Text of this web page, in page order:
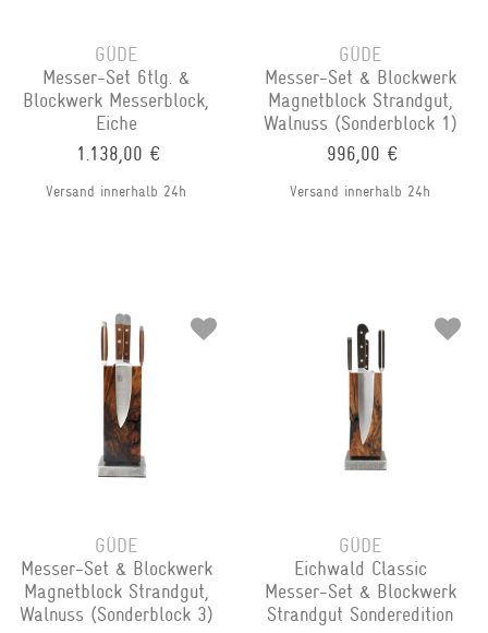
GÜDE
Messer-Set 6tlg. &
Blockwerk Messerblock,
Eiche
1.138,00 €
Versand innerhalb 24h
GÜDE
Messer-Set & Blockwerk
Magnetblock Strandgut,
Walnuss (Sonderblock 1)
996,00 €
Versand innerhalb 24h
GÜDE
Messer-Set & Blockwerk
Magnetblock Strandgut,
Walnuss (Sonderblock 3)
GÜDE
Eichwald Classic
Messer-Set & Blockwerk
Strandgut Sonderedition